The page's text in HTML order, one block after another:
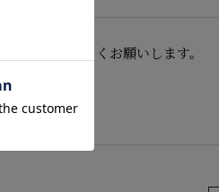
しょうが宜しくお願いします。